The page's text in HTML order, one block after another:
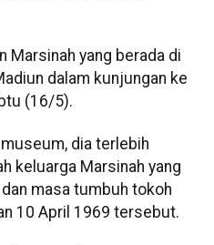
Marsinah yang berada di
dalam kunjungan ke
(16/5).
dia terlebih
keluarga Marsinah yang
masa tumbuh tokoh
10 April 1969 tersebut.